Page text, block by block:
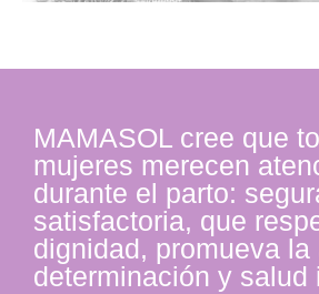
MAMASOL cree que
mujeres merecen
durante el parto:
satisfactoria, que
dignidad, promueva la
determinación y salud